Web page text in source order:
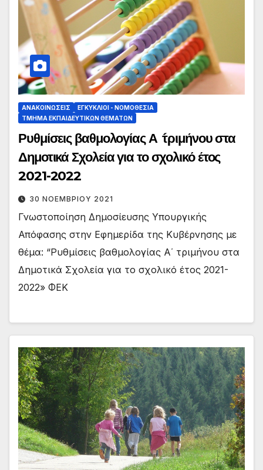
ΑΝΑΚΟΙΝΏΣΕΙΣ
ΕΓΚΎΚΛΙΟΙ - ΝΟΜΟΘΕΣΊΑ
ΤΜΉΜΑ ΕΚΠΑΙΔΕΥΤΙΚΏΝ ΘΕΜΆΤΩΝ
Ρυθμίσεις βαθμολογίας Α ́ τριμήνου στα
Δημοτικά Σχολεία για το σχολικό έτος
2021-2022
30 ΝΟΕΜΒΡΊΟΥ 2021
Γνωστοποίηση Δημοσίευσης Υπουργικής
Απόφασης στην Εφημερίδα της Κυβέρνησης με
θέμα: “Ρυθμίσεις βαθμολογίας Α΄ τριμήνου στα
Δημοτικά Σχολεία για το σχολικό έτος 2021-
2022» ΦΕΚ